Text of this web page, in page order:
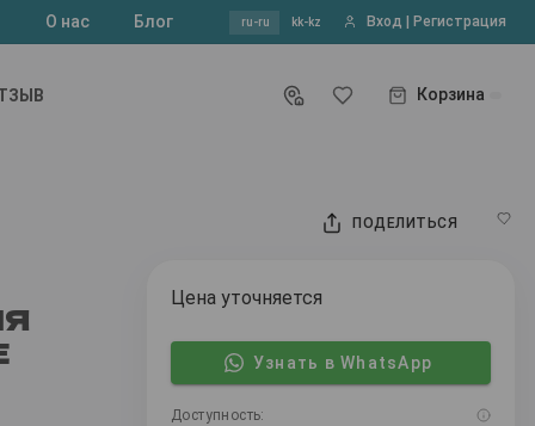
О нас Блог ru-ru kk-kz Вход | Регистрация
Корзина
ПОДЕЛИТЬСЯ
Цена уточняется
Узнать в WhatsApp
Доступность: